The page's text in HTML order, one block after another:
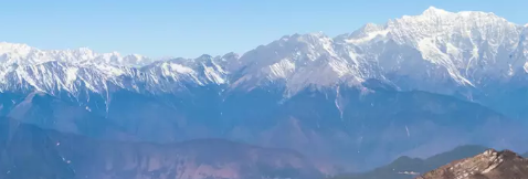
Русский
Português(Portugal)
Português(Brasil)